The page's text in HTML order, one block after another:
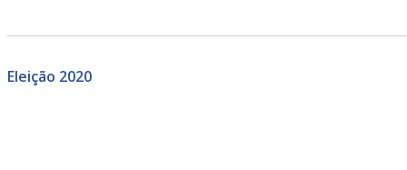
Eleição 2020